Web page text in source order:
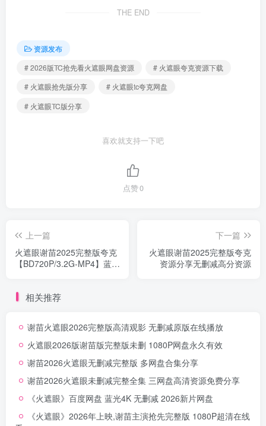
THE END
资源发布
# 2026版TC抢先看火遮眼网盘资源
# 火遮眼夸克资源下载
# 火遮眼抢先版分享
# 火遮眼tc夸克网盘
# 火遮眼TC版分享
喜欢就支持一下吧
点赞0
上一篇
火遮眼谢苗2025完整版夸克
【BD720P/3.2G-MP4】蓝光
下一篇
火遮眼谢苗2025完整版夸克
资源分享无删减高分资源
相关推荐
谢苗火遮眼2026完整版高清观影 无删减原版在线播放
火遮眼2026版谢苗版完整版未删 1080P网盘永久有效
谢苗2026火遮眼无删减完整版 多网盘合集分享
谢苗2026火遮眼未删减完整全集 三网盘高清资源免费分享
《火遮眼》百度网盘 蓝光4K 无删减 2026新片网盘
《火遮眼》2026年上映,谢苗主演抢先完整版 1080P超清在线